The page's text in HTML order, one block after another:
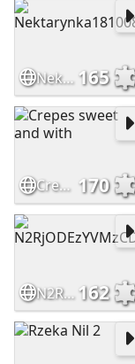
Nektarynka1810080 165
Crepes sweet and with 170
N2RjODEzYVMzCDl3agFsRnBQbS0sWGIQJ0h1ZmpMfAIqWX1wahwnXjcYKjQqVClA 162